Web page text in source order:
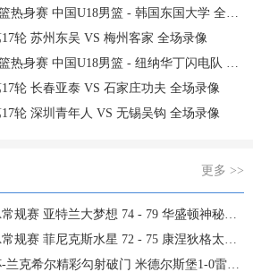
身赛 中国U18男篮 - 韩国东国大学 全场录像
轮 苏州东吴 VS 梅州客家 全场录像
身赛 中国U18男篮 - 纽纳华丁闪电队 全场录像
轮 长春亚泰 VS 石家庄功夫 全场录像
轮 深圳青年人 VS 无锡吴钩 全场录像
更多 >>
亚特兰大梦想 74 - 79 华盛顿神秘人 全场集锦
菲尼克斯水星 72 - 75 康涅狄格太阳 全场集锦
克希尔精彩勾射破门 米德尔斯堡1-0雷克瑟姆